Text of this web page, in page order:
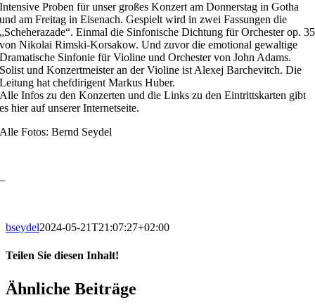
Bild
Intensive Proben für unser großes Konzert am Donnerstag in Gotha
und am Freitag in Eisenach. Gespielt wird in zwei Fassungen die
„Scheherazade“. Einmal die Sinfonische Dichtung für Orchester op. 35
von Nikolai Rimski-Korsakow. Und zuvor die emotional gewaltige
Dramatische Sinfonie für Violine und Orchester von John Adams.
Solist und Konzertmeister an der Violine ist Alexej Barchevitch. Die
Leitung hat chefdirigent Markus Huber.
Alle Infos zu den Konzerten und die Links zu den Eintrittskarten gibt
es hier auf unserer Internetseite.
Alle Fotos: Bernd Seydel
–
bseydel2024-05-21T21:07:27+02:00
Teilen Sie diesen Inhalt!
Facebook
X
LinkedIn
E-
Mail
Ähnliche Beiträge